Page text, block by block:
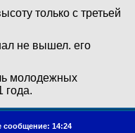
только с третьей
не вышел. его
молодежных
года.
сообщение: 14:24